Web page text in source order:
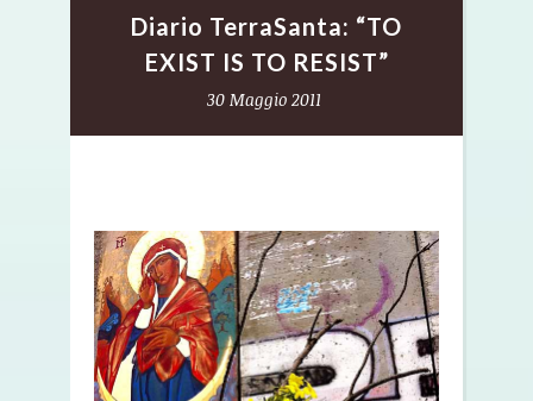
Diario TerraSanta: “TO
EXIST IS TO RESIST”
30 Maggio 2011